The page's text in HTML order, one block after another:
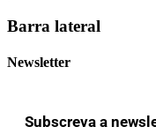
Barra lateral
Newsletter
Subscreva a